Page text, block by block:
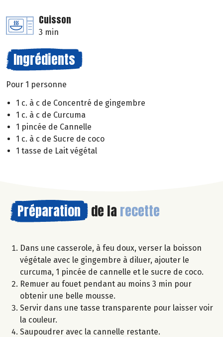
Cuisson
3 min
Ingrédients
Pour 1 personne
1 c. à c de Concentré de gingembre
1 c. à c de Curcuma
1 pincée de Cannelle
1 c. à c de Sucre de coco
1 tasse de Lait végétal
Préparation de la recette
Dans une casserole, à feu doux, verser la boisson
végétale avec le gingembre à diluer, ajouter le
curcuma, 1 pincée de cannelle et le sucre de coco.
Remuer au fouet pendant au moins 3 min pour
obtenir une belle mousse.
Servir dans une tasse transparente pour laisser voir
la couleur.
Saupoudrer avec la cannelle restante.